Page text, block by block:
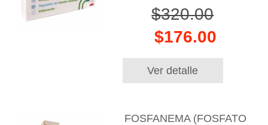
$320.00
$176.00
Ver detalle
FOSFANEMA (FOSFATO